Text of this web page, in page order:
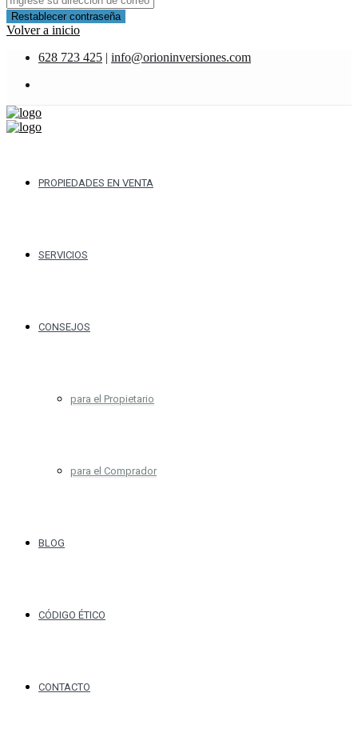
Restablecer contraseña
Volver a inicio
628 723 425 | info@orioninversiones.com
PROPIEDADES EN VENTA
SERVICIOS
CONSEJOS
para el Propietario
para el Comprador
BLOG
CÓDIGO ÉTICO
CONTACTO